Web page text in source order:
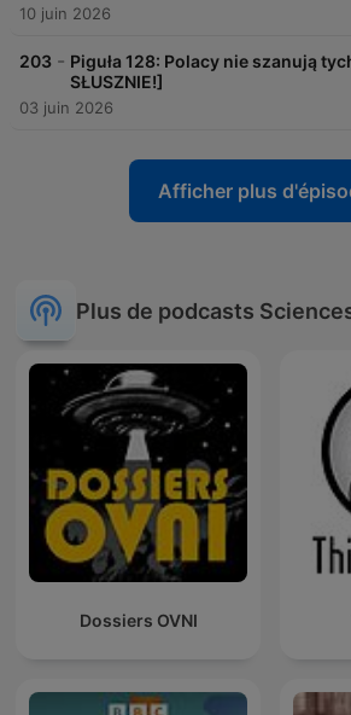
10 juin 2026
203 - Piguła 128: Polacy nie szanują
SŁUSZNIE!]
03 juin 2026
Afficher plus
Plus de podcasts
Dossiers OVNI